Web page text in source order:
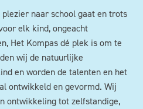
naar school gaat en trots
elk kind, ongeacht
Het Kompas dé plek is om te
wij de natuurlijke
en worden de talenten en het
ontwikkeld en gevormd. Wij
ontwikkeling tot zelfstandige,